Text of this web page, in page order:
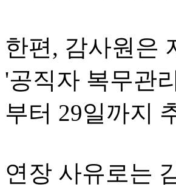
한편, 감사원은
'공직자 복무관
부터 29일까지
연장 사유로는